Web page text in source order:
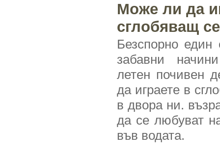
Може ли да
сглобяващ
Безспорно
забавни
летен почивен
да играете в
в двора ни.
да се любуват
във водата.